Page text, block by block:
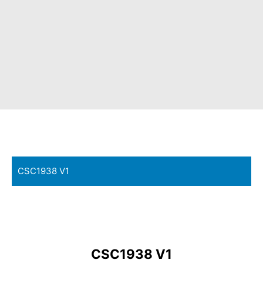
CSC1938 V1